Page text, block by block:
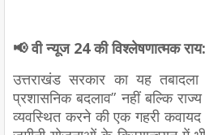
📢 वी न्यूज 24 की विश्लेषणात्मक राय:
उत्तराखंड सरकार का यह
प्रशासनिक बदलाव” नहीं बल्कि
व्यवस्थित करने की एक गहरी